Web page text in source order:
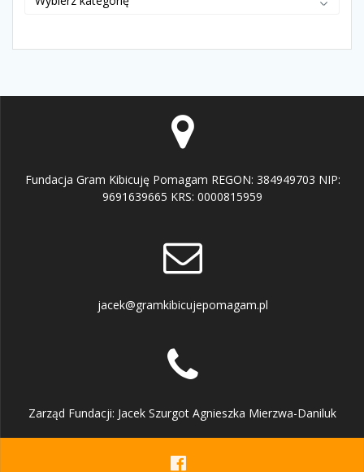
Fundacja Gram Kibicuję Pomagam REGON: 384949703 NIP:
9691639665 KRS: 0000815959
jacek@gramkibicujepomagam.pl
Zarząd Fundacji: Jacek Szurgot Agnieszka Mierzwa-Daniluk